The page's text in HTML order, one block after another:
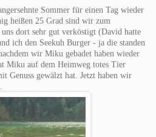
Sommer für einen Tag wieder
heißen 25 Grad sind wir zum
uns dort sehr gut verköstigt (David hatte
ich den Seekuh Burger - ja die standen
wir Miku gebadet haben wieder
Miku auf dem Heimweg totes Tier
Genuss gewälzt hat. Jetzt haben wir